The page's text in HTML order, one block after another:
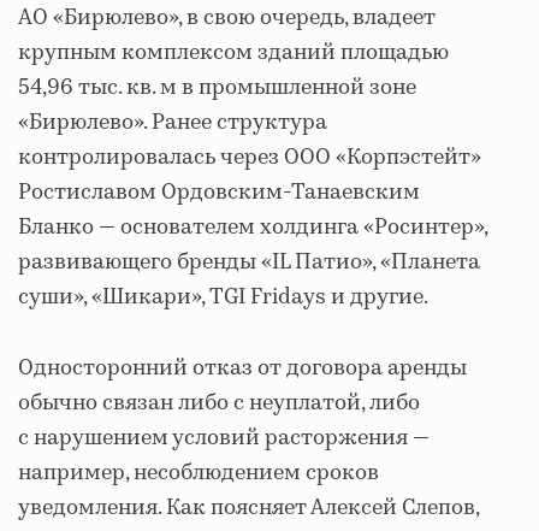
АО «Бирюлево», в свою очередь, владеет
крупным комплексом зданий площадью
54,96 тыс. кв. м в промышленной зоне
«Бирюлево». Ранее структура
контролировалась через ООО «Корпэстейт»
Ростиславом Ордовским‑Танаевским
Бланко — основателем холдинга «Росинтер»,
развивающего бренды «IL Патио», «Планета
суши», «Шикари», TGI Fridays и другие.
Односторонний отказ от договора аренды
обычно связан либо с неуплатой, либо
с нарушением условий расторжения —
например, несоблюдением сроков
уведомления. Как поясняет Алексей Слепов,